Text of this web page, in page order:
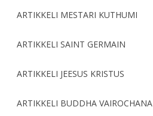
ARTIKKELI MESTARI KUTHUMI
ARTIKKELI SAINT GERMAIN
ARTIKKELI JEESUS KRISTUS
ARTIKKELI BUDDHA VAIROCHANA